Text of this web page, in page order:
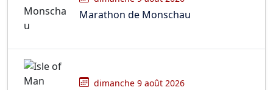
Marathon de Monschau
dimanche 9 août 2026